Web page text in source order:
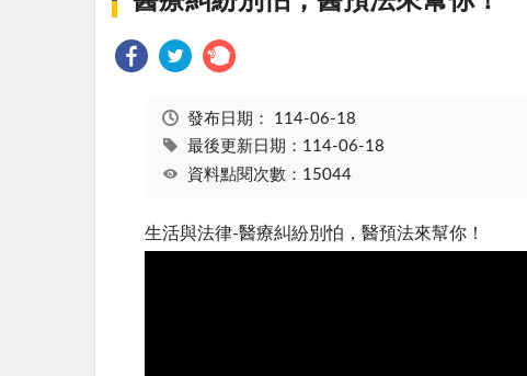
發布日期： 114-06-18
最後更新日期：114-06-18
資料點閱次數：15044
生活與法律-醫療糾紛別怕，醫預法來幫你！